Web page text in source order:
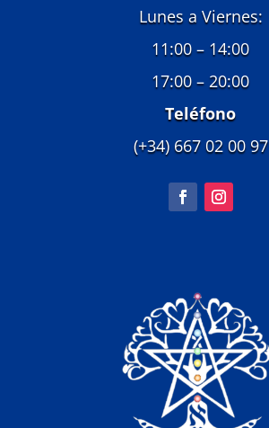
Lunes a Viernes:
11:00 – 14:00
17:00 – 20:00
Teléfono
(+34) 667 02 00 97